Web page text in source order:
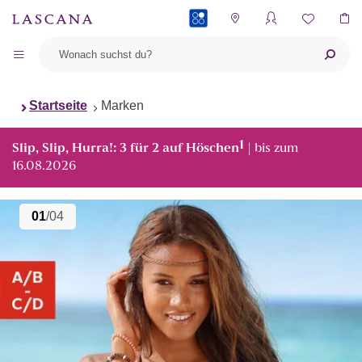
Startseite Marken
Slip, Slip, Hurra!: 3 für 2 auf Höschen1 | bis zum
16.08.2026
01/04